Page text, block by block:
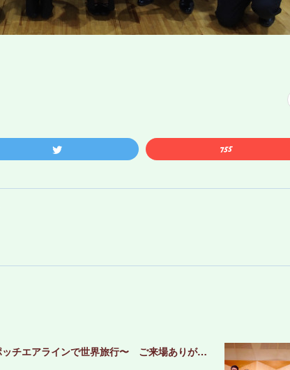
✈️Hotchpotch Quintet 5th Live 〜ハッチポッチエアラインで世界旅行〜 ご来場ありがとうございました！